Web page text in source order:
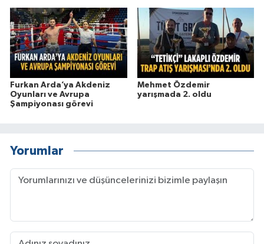
Furkan Arda’ya Akdeniz
Oyunları ve Avrupa
Şampiyonası görevi
Mehmet Özdemir
yarışmada 2. oldu
Yorumlar